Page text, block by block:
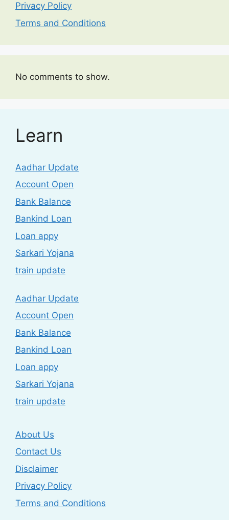
Privacy Policy
Terms and Conditions
No comments to show.
Learn
Aadhar Update
Account Open
Bank Balance
Bankind Loan
Loan appy
Sarkari Yojana
train update
Aadhar Update
Account Open
Bank Balance
Bankind Loan
Loan appy
Sarkari Yojana
train update
About Us
Contact Us
Disclaimer
Privacy Policy
Terms and Conditions